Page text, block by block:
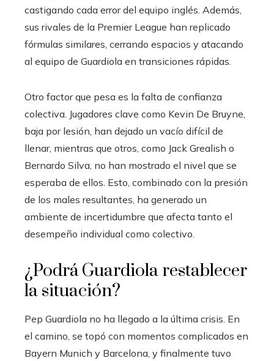
castigando cada error del equipo inglés. Además,
sus rivales de la Premier League han replicado
fórmulas similares, cerrando espacios y atacando
al equipo de Guardiola en transiciones rápidas.
Otro factor que pesa es la falta de confianza
colectiva. Jugadores clave como Kevin De Bruyne,
baja por lesión, han dejado un vacío difícil de
llenar, mientras que otros, como Jack Grealish o
Bernardo Silva, no han mostrado el nivel que se
esperaba de ellos. Esto, combinado con la presión
de los males resultantes, ha generado un
ambiente de incertidumbre que afecta tanto el
desempeño individual como colectivo.
¿Podrá Guardiola restablecer
la situación?
Pep Guardiola no ha llegado a la última crisis. En
el camino, se topó con momentos complicados en
Bayern Munich y Barcelona, ​​y finalmente tuvo